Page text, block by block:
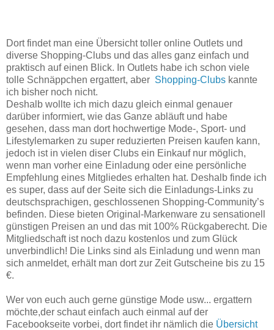
Dort findet man eine Übersicht toller online Outlets und
diverse Shopping-Clubs und das alles ganz einfach und
praktisch auf einen Blick. In Outlets habe ich schon viele
tolle Schnäppchen ergattert, aber Shopping-Clubs kannte
ich bisher noch nicht.
Deshalb wollte ich mich dazu gleich einmal genauer
darüber informiert, wie das Ganze abläuft und habe
gesehen, dass man dort hochwertige Mode-, Sport- und
Lifestylemarken zu super reduzierten Preisen kaufen kann,
jedoch ist in vielen diser Clubs ein Einkauf nur möglich,
wenn man vorher eine Einladung oder eine persönliche
Empfehlung eines Mitgliedes erhalten hat. Deshalb finde ich
es super, dass auf der Seite sich die Einladungs-Links zu
deutschsprachigen, geschlossenen Shopping-Community’s
befinden. Diese bieten Original-Markenware zu sensationell
günstigen Preisen an und das mit 100% Rückgaberecht. Die
Mitgliedschaft ist noch dazu kostenlos und zum Glück
unverbindlich! Die Links sind als Einladung und wenn man
sich anmeldet, erhält man dort zur Zeit Gutscheine bis zu 15
€.
Wer von euch auch gerne günstige Mode usw... ergattern
möchte,der schaut einfach auch einmal auf der
Facebookseite vorbei, dort findet ihr nämlich die Übersicht